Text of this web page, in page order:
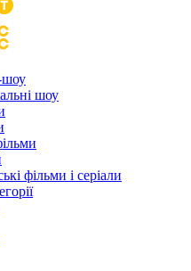
шоу
шоу
фільми і серіали